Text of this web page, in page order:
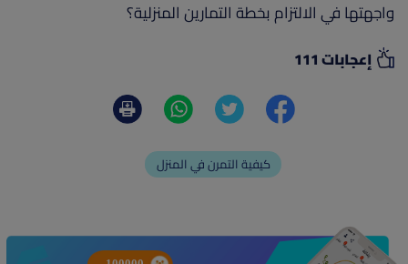
واجهتها في الالتزام بخطة التمارين المنزلية؟
إعجابات 111
كيفية التمرن في المنزل